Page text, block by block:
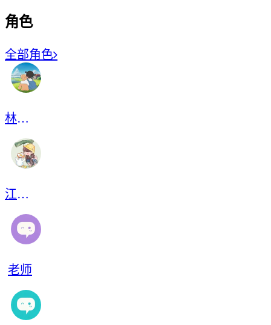
角色
全部角色
林穗安
江清云
老师